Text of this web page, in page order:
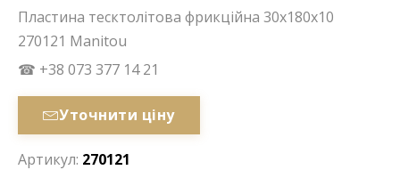
Пластина тесктолітова фрикційна 30x180x10
270121 Manitou
☎ +38 073 377 14 21
Уточнити ціну
Артикул: 270121